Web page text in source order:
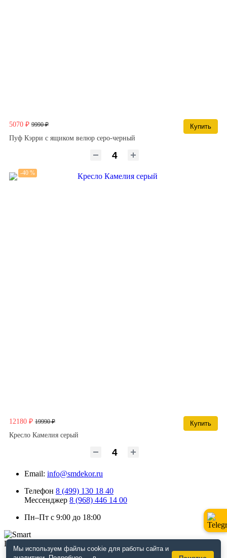
5070 ₽ 9990 ₽
Купить
Пуф Кэрри с ящиком велюр серо-черный
12180 ₽ 19990 ₽
-40 %
Купить
Кресло Камелия серый
Email: info@smdekor.ru
Телефон 8 (499) 130 18 40
Мессенджер 8 (968) 446 14 00
Пн–Пт с 9:00 до 18:00
Мы используем файлы cookie для работы сайта и